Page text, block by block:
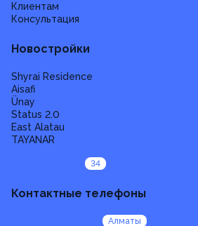
Клиентам
Консультация
Новостройки
Shyrai Residence
Aisafi
Ünay
Status 2.0
East Alatau
TAYANAR
34
Контактные телефоны
Алматы